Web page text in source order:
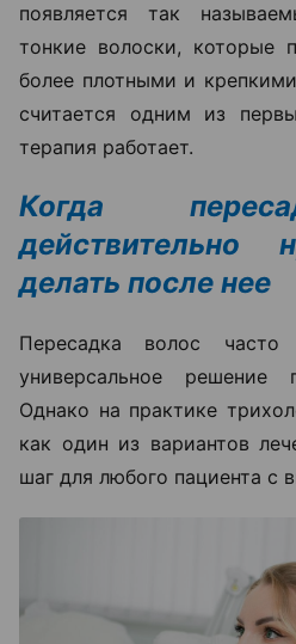
появляется так
тонкие волоски, которые
более плотными и
считается одним из
терапия работает.
Когда
делать после нее
Пересадка волос часто
универсальное решение
Однако на практике
как один из вариантов
шаг для любого пациента с